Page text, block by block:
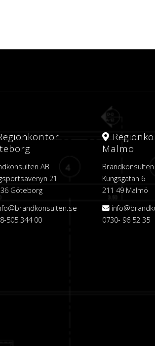
AB
21
Göteborg
505 344 00
Malmö
Brandkonsulten
Kungsgatan 6
211 49 Malmö
0730- 96 52 35